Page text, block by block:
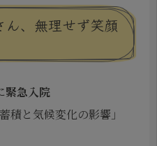
ん、無理せず笑顔
緊急入院
積と気候変化の影響」